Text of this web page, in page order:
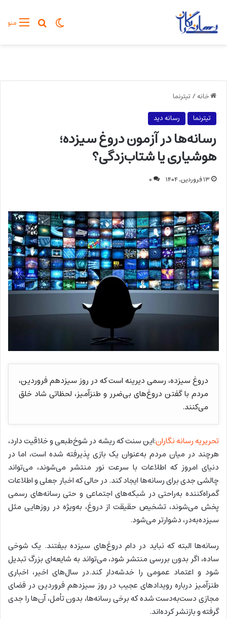
منوجستجو
تغییر پوسته
خانه/تیترنما
تیترنما
رسانه دید
رسانه‌ها در آزمون دروغ سیزده؛
هوشیاری یا شتاب‌زدگی؟
۱۳ فروردین, ۱۴۰۴ ۰
دروغ سیزده، رسمی دیرینه است که در روز سیزدهم فروردین،
مردم با گفتن دروغ‌های بی‌ضرر و طنزآمیز، لحظاتی شاد خلق
می‌کنند.
تحریریه رسانه نگاران:این سنت که ریشه در شوخ‌طبعی و خلاقیت دارد،
هرچند در میان مردم به‌عنوان یک بازی پذیرفته شده است، اما در
دنیای امروز که اطلاعات با سرعت نور منتشر می‌شوند، می‌تواند
چالشی جدی برای رسانه‌ها ایجاد کند. در حالی که اخبار جعلی و اطلاعات
گمراه‌کننده به‌راحتی در شبکه‌های اجتماعی و حتی رسانه‌های رسمی
پخش می‌شوند، تشخیص حقیقت از دروغ، به‌ویژه در روزهایی مثل
سیزده‌به‌در، دشوارتر می‌شود.
رسانه‌ها البته که نباید در دام دروغ‌های سیزده بیفتند. یک شوخی
ساده، اگر بدون بررسی منتشر شود، می‌تواند به شایعه‌ای بزرگ تبدیل
شود و اعتماد عمومی را خدشه‌دار کند.در سال‌های اخیر، اخباری
طنزآمیز درباره رویدادهای عجیب در روز سیزدهم فروردین در فضای
مجازی دست‌به‌دست شده که برخی رسانه‌ها، بدون تأمل، آن‌ها را جدی
گرفته و بازنشر کرده‌اند.